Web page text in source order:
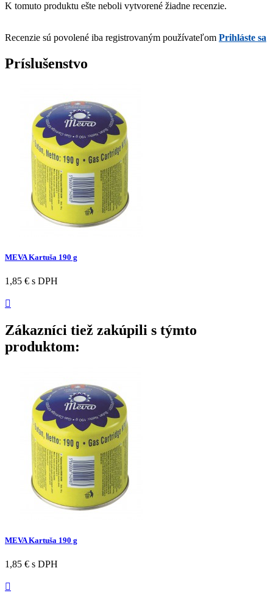
K tomuto produktu ešte neboli vytvorené žiadne recenzie.
Recenzie sú povolené iba registrovaným používateľom Prihláste sa
Príslušenstvo
MEVA Kartuša 190 g
1,85 € s DPH

Zákazníci tiež zakúpili s týmto
produktom:
MEVA Kartuša 190 g
1,85 € s DPH
